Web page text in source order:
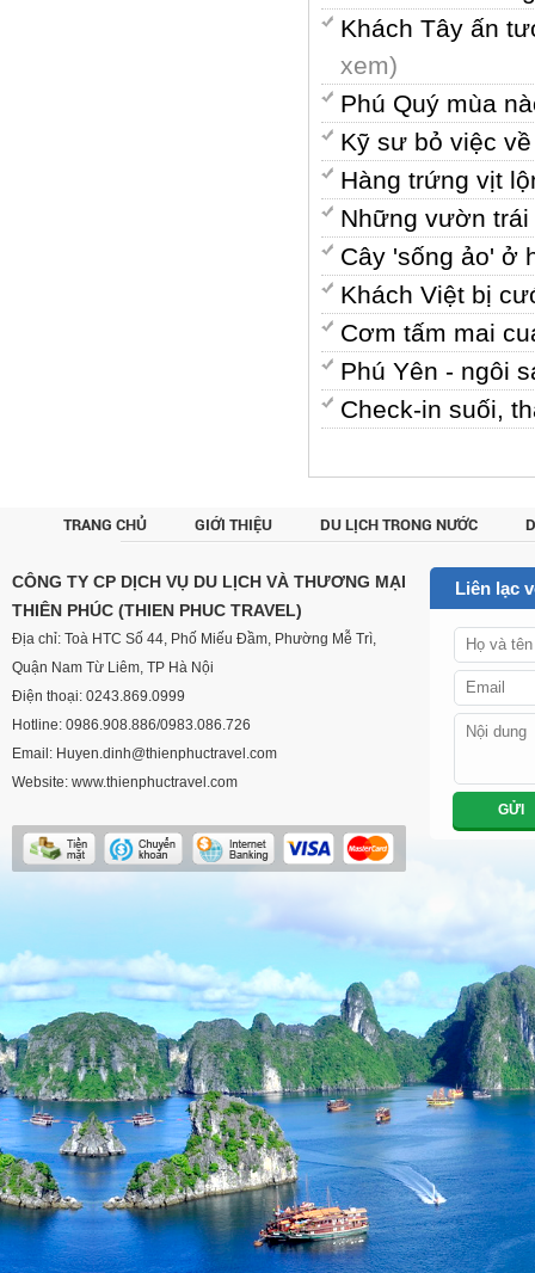
Khách Tây ấn
xem)
Phú Quý mùa
Kỹ sư bỏ việc
Hàng trứng vịt
Những vườn
Cây 'sống ảo' ở
Khách Việt bị
Cơm tấm mai
Phú Yên - ngôi
Check-in suối,
TRANG CHỦ GIỚI THIỆU DU LỊCH TRONG NƯỚC
CÔNG TY CP DỊCH VỤ DU LỊCH VÀ THƯƠNG MẠI
THIÊN PHÚC (THIEN PHUC TRAVEL)
Địa chỉ: Toà HTC Số 44, Phố Miếu Đầm, Phường Mễ Trì,
Quận Nam Từ Liêm, TP Hà Nội
Điện thoại: 0243.869.0999
Hotline: 0986.908.886/0983.086.726
Email: Huyen.dinh@thienphuctravel.com
Website: www.thienphuctravel.com
Liên lạc
GỬI